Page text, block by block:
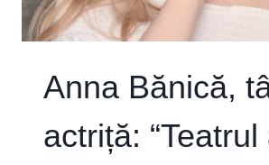
URA
LA
ȘI
NE
UNII
Anna Bănică,
actriță: “Teatrul